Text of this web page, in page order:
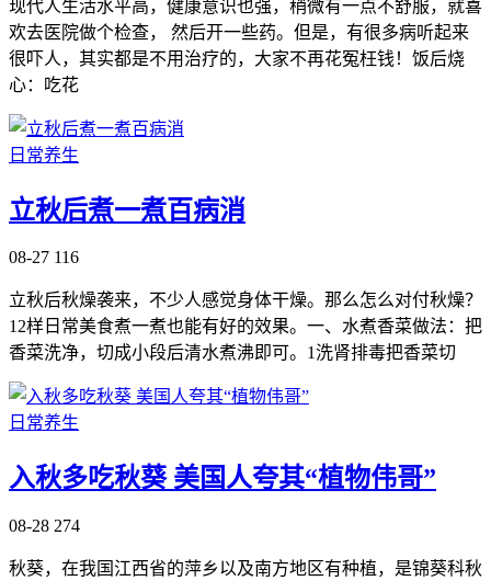
现代人生活水平高，健康意识也强，稍微有一点不舒服，就喜
欢去医院做个检查， 然后开一些药。但是，有很多病听起来
很吓人，其实都是不用治疗的，大家不再花冤枉钱！饭后烧
心：吃花
日常养生
立秋后煮一煮百病消
08-27 116
立秋后秋燥袭来，不少人感觉身体干燥。那么怎么对付秋燥？
12样日常美食煮一煮也能有好的效果。一、水煮香菜做法：把
香菜洗净，切成小段后清水煮沸即可。1洗肾排毒把香菜切
日常养生
入秋多吃秋葵 美国人夸其“植物伟哥”
08-28 274
秋葵，在我国江西省的萍乡以及南方地区有种植，是锦葵科秋